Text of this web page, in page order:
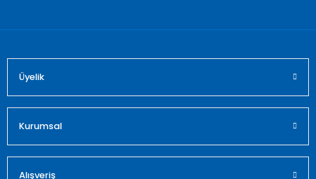
Üyelik
Kurumsal
Alışveriş